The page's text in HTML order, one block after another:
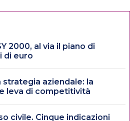
2000, al via il piano di
di euro
strategia aziendale: la
leva di competitività
civile. Cinque indicazioni